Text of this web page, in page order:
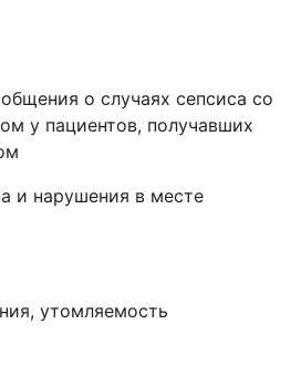
о случаях сепсиса со
у пациентов, получавших
и нарушения в месте
утомляемость